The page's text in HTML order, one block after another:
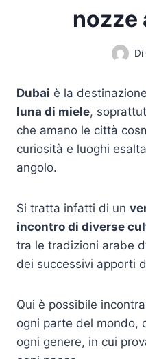
nozze
Di
Dubai è la
luna di miele,
che amano le città
curiosità e luoghi
angolo.
Si tratta infatti di un
incontro di diverse
tra le tradizioni arabe
dei successivi apporti
Qui è possibile
ogni parte del mondo,
ogni genere, in cui